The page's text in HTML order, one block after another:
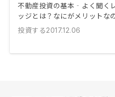
不動産投資の基本‐よく聞く
ッジとは？なにがメリットな
投資する2017.12.06